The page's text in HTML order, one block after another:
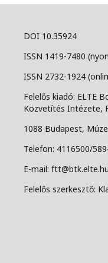
DOI 10.35924
ISSN 1419-7480
ISSN 2732-1924
Felelős kiadó: ELTE
Közvetítés Intézete,
1088 Budapest,
Telefon: 4116500/
E-mail: ftt@btk.elte.hu
Felelős szerkesztő: